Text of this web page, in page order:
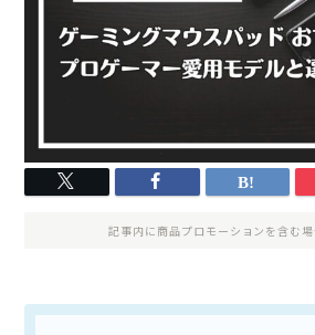
記事内に商品プロモーションを含む